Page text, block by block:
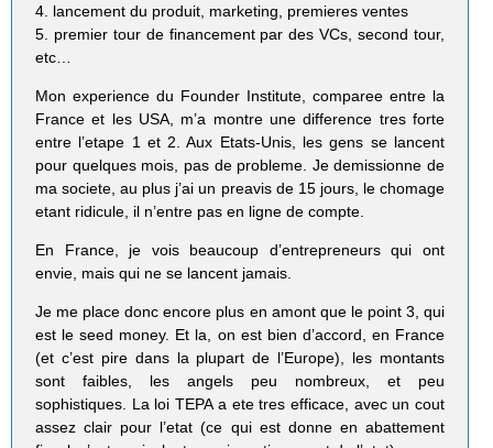
4. lancement du produit, marketing, premieres ventes
5. premier tour de financement par des VCs, second tour,
etc…
Mon experience du Founder Institute, comparee entre la
France et les USA, m’a montre une difference tres forte
entre l’etape 1 et 2. Aux Etats-Unis, les gens se lancent
pour quelques mois, pas de probleme. Je demissionne de
ma societe, au plus j’ai un preavis de 15 jours, le chomage
etant ridicule, il n’entre pas en ligne de compte.
En France, je vois beaucoup d’entrepreneurs qui ont
envie, mais qui ne se lancent jamais.
Je me place donc encore plus en amont que le point 3, qui
est le seed money. Et la, on est bien d’accord, en France
(et c’est pire dans la plupart de l’Europe), les montants
sont faibles, les angels peu nombreux, et peu
sophistiques. La loi TEPA a ete tres efficace, avec un cout
assez clair pour l’etat (ce qui est donne en abattement